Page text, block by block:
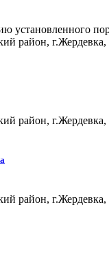
установленного
район, г.Жердевка,
район, г.Жердевка,
район, г.Жердевка,